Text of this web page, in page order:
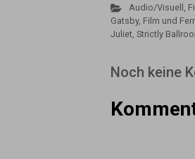
Audio/Visuell ,
Gatsby, Film und
Juliet, Strictly
Noch keine